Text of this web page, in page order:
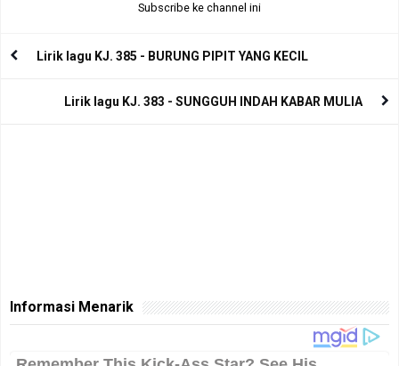
Subscribe ke channel ini
Lirik lagu KJ. 385 - BURUNG PIPIT YANG KECIL
Lirik lagu KJ. 383 - SUNGGUH INDAH KABAR MULIA
Informasi Menarik